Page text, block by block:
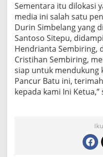
Sementara itu dilokasi
media ini salah satu
Durin Simbelang yang
Santoso Sitepu,
Hendrianta Sembiring,
Cristihan Sembiring,
siap untuk mendukung
Pancur Batu ini,
kepada kami Ini